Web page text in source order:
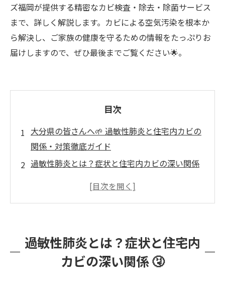
ズ福岡が提供する精密なカビ検査・除去・除菌サービス
まで、詳しく解説します。カビによる空気汚染を根本か
ら解決し、ご家族の健康を守るための情報をたっぷりお
届けしますので、ぜひ最後までご覧ください🌟。
目次
大分県の皆さんへ🌱 過敏性肺炎と住宅内カビの
関係・対策徹底ガイド
過敏性肺炎とは？症状と住宅内カビの深い関係
住宅内でカビが発生しやすい場所 🌐🔎
📦
浴室・洗面所：カビの王国 🚿🛁
過敏性肺炎とは？症状と住宅内
カビの深い関係 🤧